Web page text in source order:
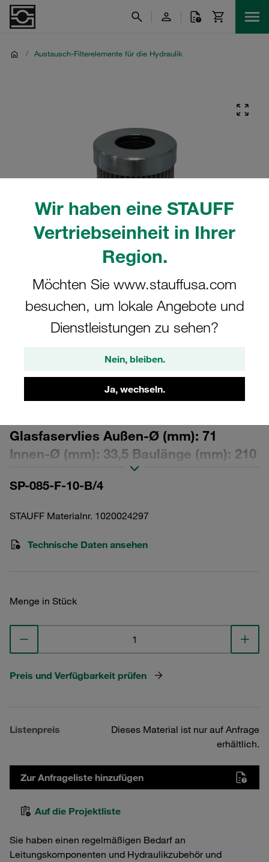
Wir haben eine STAUFF
Vertriebseinheit in Ihrer
Region.
Möchten Sie www.stauffusa.com
besuchen, um lokale Angebote und
Dienstleistungen zu sehen?
Nein, bleiben.
Ja, wechseln.
/ Austausch-Filterelemente für die Hydraulik
tatsächlichen Produkt abweichen.
Austausch-Filterelement für Druckfilter
Glasfaservlies Außen-Ø (mm): 71
Innen-Ø (mm): 33,5 Baulänge (mm): 210
Dichtung: NBR, β-Wert >200
SP-085-F-10-B/4
STAUFF Materialnr. 1020024297
Technische Daten ansehen
Menge in Stück
Preis und Verfügbarkeit prüfen
Listenpreis
Dieses Material ist nur auf Anfrage
erhältlich.
Zur Anfrageliste hinzufügen
Auf die Projektliste
Sie haben einen regelmäßigen Bedarf an
Leitungskomponenten und Hydraulikzubehör und